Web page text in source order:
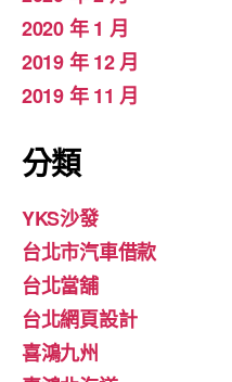
2020 年 1 月
2019 年 12 月
2019 年 11 月
分類
YKS沙發
台北市汽車借款
台北當舖
台北網頁設計
喜鴻九州